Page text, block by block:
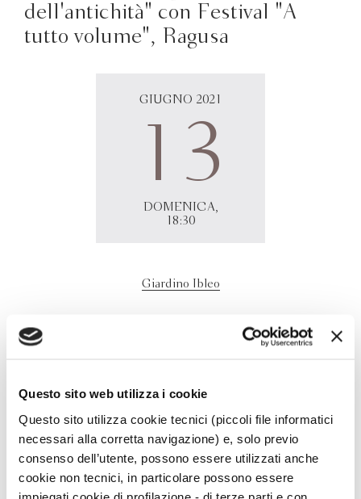
Questo sito web utilizza i cookie
Questo sito utilizza cookie tecnici (piccoli file informatici
necessari alla corretta navigazione) e, solo previo
consenso dell’utente, possono essere utilizzati anche
cookie non tecnici, in particolare possono essere
impiegati cookie di profilazione - di terze parti e con
dell'antichità" con Festival "A
tutto volume", Ragusa
GIUGNO 2021
13
DOMENICA,
18:30
Giardino Ibleo
Massimo Polidoro
Atlante dei luoghi misteriosi
posto https://www.atuttovolume.com/events/massimo-